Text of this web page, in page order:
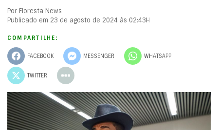
Por Floresta News
Publicado em 23 de agosto de 2024 às 02:43H
COMPARTILHE:
FACEBOOK MESSENGER WHATSAPP
TWITTER